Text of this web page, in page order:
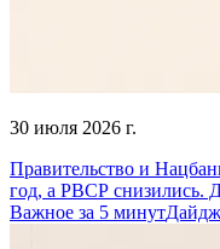
30 июля 2026 г.
Правительство и
год, а РВСР снизились.
Важное за 5 минут